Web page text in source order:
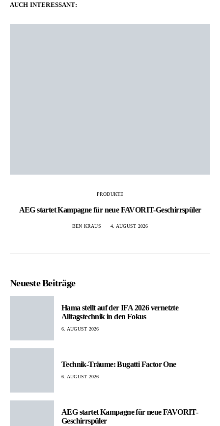
AUCH INTERESSANT:
PRODUKTE
AEG startet Kampagne für neue FAVORIT-Geschirrspüler
BEN KRAUS 4. AUGUST 2026
Neueste Beiträge
Hama stellt auf der IFA 2026 vernetzte
Alltagstechnik in den Fokus
6. AUGUST 2026
Technik-Träume: Bugatti Factor One
6. AUGUST 2026
AEG startet Kampagne für neue FAVORIT-
Geschirrspüler